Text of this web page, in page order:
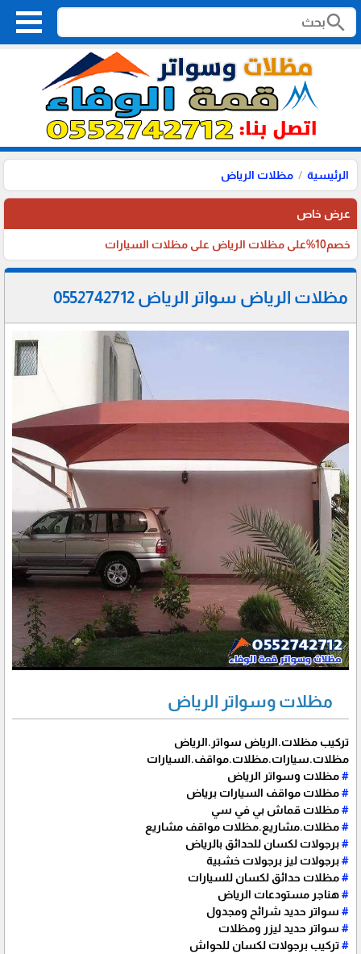
search
الرئيسية مظلات الرياض
عرض خاص
خصم10%على مظلات الرياض على مظلات السيارات
مظلات الرياض سواتر الرياض 0552742712
مظلات وسواتر الرياض
تركيب مظلات.الرياض سواتر.الرياض
مظلات.سيارات.مظلات.مواقف.السيارات
#مظلات وسواتر الرياض
#مظلات مواقف السيارات برياض
#مظلات قماش بي في سي
#مظلات.مشاريع.مظلات مواقف مشاريع
#برجولات لكسان للحدائق بالرياض
#برجولات ليز برجولات خشبية
#مظلات حدائق لكسان للسيارات
#هناجر مستودعات الرياض
# سواتر حديد شرائح ومجدول
# سواتر حديد ليزر ومظلات
#تركيب برجولات لكسان للحواش